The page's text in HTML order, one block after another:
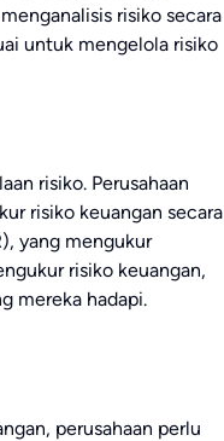
risiko secara
untuk mengelola risiko
risiko. Perusahaan
risiko keuangan secara
yang mengukur
risiko keuangan,
mereka hadapi.
perusahaan perlu